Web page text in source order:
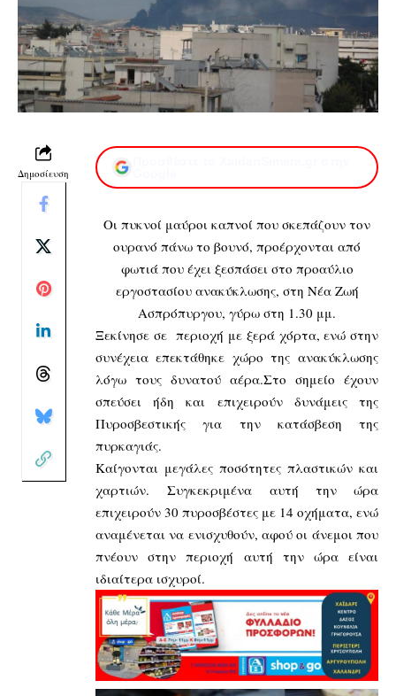
Δημοσίευση
Οι πυκνοί μαύροι καπνοί που σκεπάζουν τον
ουρανό πάνω το βουνό, προέρχονται από
φωτιά που έχει ξεσπάσει στο προαύλιο
εργοστασίου ανακύκλωσης, στη Νέα Ζωή
Ασπρόπυργου, γύρω στη 1.30 μμ.
Ξεκίνησε σε περιοχή με ξερά χόρτα, ενώ στην
συνέχεια επεκτάθηκε χώρο της ανακύκλωσης
λόγω τους δυνατού αέρα.Στο σημείο έχουν
σπεύσει ήδη και επιχειρούν δυνάμεις της
Πυροσβεστικής για την κατάσβεση της
πυρκαγιάς.
Καίγονται μεγάλες ποσότητες πλαστικών και
χαρτιών. Συγκεκριμένα αυτή την ώρα
επιχειρούν 30 πυροσβέστες με 14 οχήματα, ενώ
αναμένεται να ενισχυθούν, αφού οι άνεμοι που
πνέουν στην περιοχή αυτή την ώρα είναι
ιδιαίτερα ισχυροί.